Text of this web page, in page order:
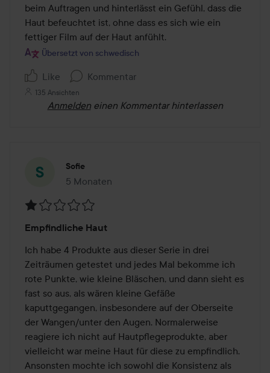
beim Auftragen und hinterlässt ein Gefühl, dass die
Haut befeuchtet ist, ohne dass es sich wie ein
fettiger Film auf der Haut anfühlt.
Übersetzt von schwedisch
Like Kommentar
135 Ansichten
Anmelden einen Kommentar hinterlassen
Sofie
5 Monaten
Der Beitrag wurde 5 Monaten erstellt
1
von
5
Empfindliche Haut
Ich habe 4 Produkte aus dieser Serie in drei
Zeiträumen getestet und jedes Mal bekomme ich
rote Punkte, wie kleine Bläschen, und dann sieht es
fast so aus, als wären kleine Gefäße
kaputtgegangen, insbesondere auf der Oberseite
der Wangen/unter den Augen. Normalerweise
reagiere ich nicht auf Hautpflegeprodukte, aber
vielleicht war meine Haut für diese zu empfindlich.
Ansonsten mochte ich sowohl die Konsistenz als